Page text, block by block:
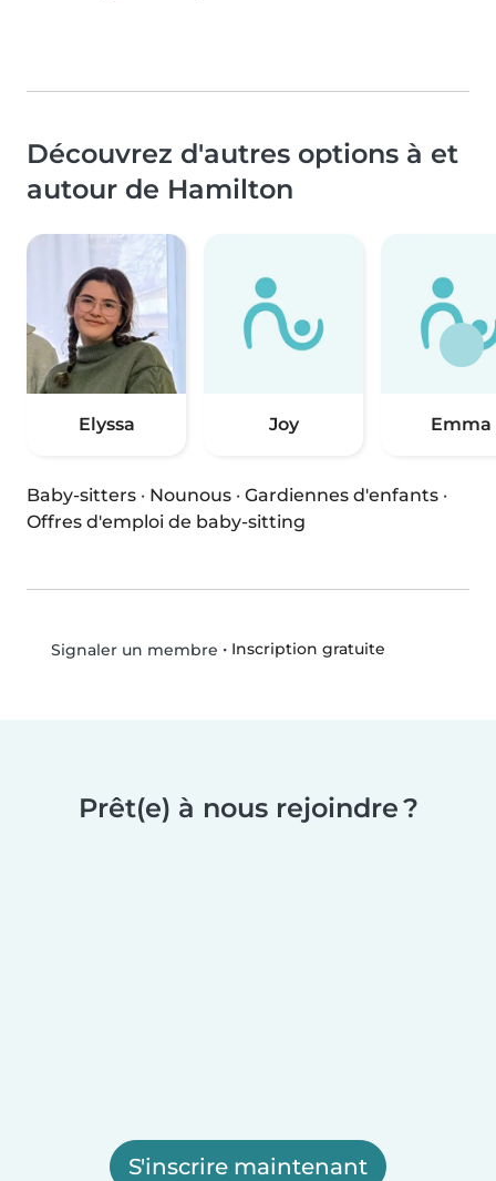
Découvrez d'autres options à et
autour de Hamilton
Elyssa Joy Emma
Baby-sitters · Nounous · Gardiennes d'enfants ·
Offres d'emploi de baby-sitting
Signaler un membre • Inscription gratuite
Prêt(e) à nous rejoindre ?
S'inscrire maintenant